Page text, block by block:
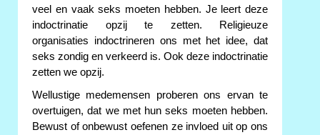
veel en vaak seks moeten hebben. Je leert deze
indoctrinatie opzij te zetten. Religieuze
organisaties indoctrineren ons met het idee, dat
seks zondig en verkeerd is. Ook deze indoctrinatie
zetten we opzij.
Wellustige medemensen proberen ons ervan te
overtuigen, dat we met hun seks moeten hebben.
Bewust of onbewust oefenen ze invloed uit op ons